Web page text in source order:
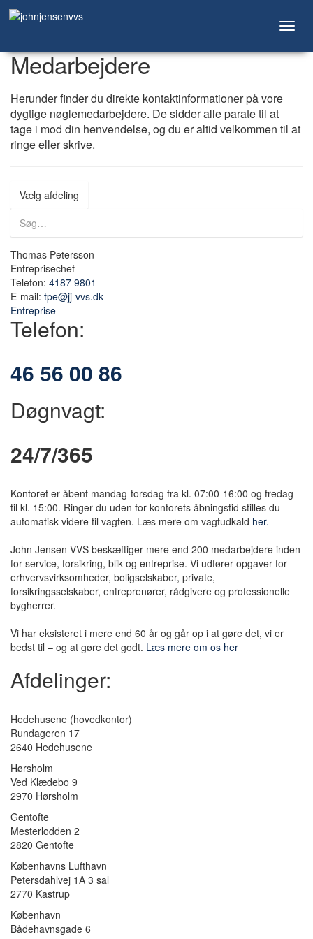
Medarbejdere
Herunder finder du direkte kontaktinformationer på vore
dygtige nøglemedarbejdere. De sidder alle parate til at
tage i mod din henvendelse, og du er altid velkommen til at
ringe eller skrive.
Vælg afdeling
Thomas Petersson
Entreprisechef
Telefon: 4187 9801
E-mail: tpe@jj-vvs.dk
Entreprise
Telefon:
46 56 00 86
Døgnvagt:
24/7/365
Kontoret er åbent mandag-torsdag fra kl. 07:00-16:00 og fredag
til kl. 15:00. Ringer du uden for kontorets åbningstid stilles du
automatisk videre til vagten. Læs mere om vagtudkald her.
John Jensen VVS beskæftiger mere end 200 medarbejdere inden
for service, forsikring, blik og entreprise. Vi udfører opgaver for
erhvervsvirksomheder, boligselskaber, private,
forsikringsselskaber, entreprenører, rådgivere og professionelle
bygherrer.
Vi har eksisteret i mere end 60 år og går op i at gøre det, vi er
bedst til – og at gøre det godt. Læs mere om os her
Afdelinger:
Hedehusene (hovedkontor)
Rundageren 17
2640 Hedehusene
Hørsholm
Ved Klædebo 9
2970 Hørsholm
Gentofte
Mesterlodden 2
2820 Gentofte
Københavns Lufthavn
Petersdahlvej 1A 3 sal
2770 Kastrup
København
Bådehavnsgade 6